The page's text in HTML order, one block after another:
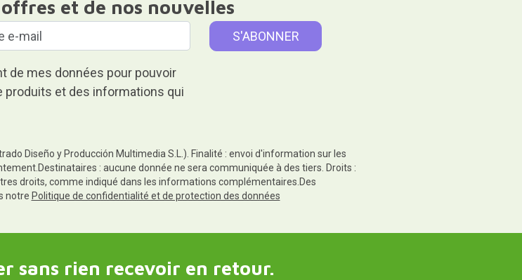
et de nos nouvelles
de mes données pour pouvoir
produits et des informations qui
Diseño y Producción Multimedia S.L.). Finalité : envoi d'information sur les
: aucune donnée ne sera communiquée à des tiers. Droits :
droits, comme indiqué dans les informations complémentaires.Des
notre Politique de confidentialité et de protection des données
sans rien recevoir en retour.